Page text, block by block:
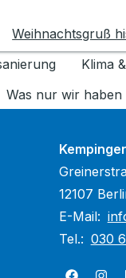
1.6.2026
Weihnachtsgruß
Klima
Was nur wir haben
12107
E-Mail:
Tel.: 030